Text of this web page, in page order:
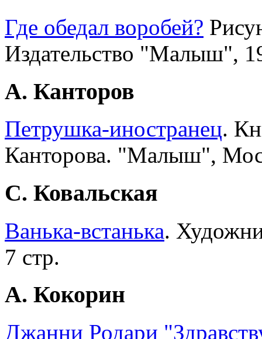
Где обедал воробей?
Издательство "Малыш",
А. Канторов
Петрушка-иностранец.
Канторова. "Малыш",
С. Ковальская
Ванька-встанька.
7 стр.
А. Кокорин
Джанни Родари